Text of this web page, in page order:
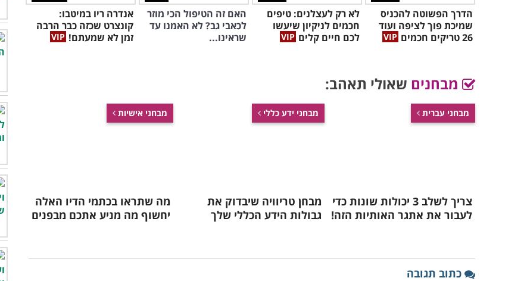
הדרך הפשוטה להכניס
שמיכת פוך לציפה ועוד
26 טריקים חכמים
לא רק לעצלנים: טיפים
חכמים לניקיון שיעשו
לכם חיים קלים
האם זה הטיפול הכי מוזר
לכאבי גב? לא האמנו עד
שראינו...
אנדרה ריו במיטבו:
קונצרט שכזה כבר הרבה
זמן לא שמעתם!
מבחנים שאולי תאהב:
מבחני עברית
צריך לשלב 3 יכולות שונות כדי
לעבור את אתגר האותיות הזה!
מבחני ידע כללי
מבחן טריוויה שיבדוק את
גבולות הידע הכללי שלך
מבחני אישיות
מה שתראו בכתמי הדיו האלה
יחשוף מה מניע אתכם מבפנים
כתוב תגובה